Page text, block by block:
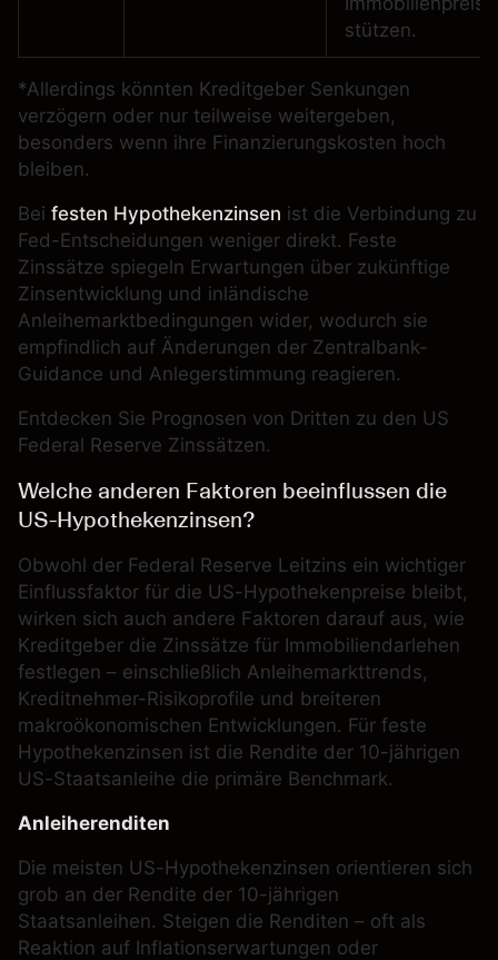
stützen.
*Allerdings könnten Kreditgeber Senkungen
verzögern oder nur teilweise weitergeben,
besonders wenn ihre Finanzierungskosten hoch
bleiben.
Bei festen Hypothekenzinsen ist die Verbindung zu
Fed-Entscheidungen weniger direkt. Feste
Zinssätze spiegeln Erwartungen über zukünftige
Zinsentwicklung und inländische
Anleihemarktbedingungen wider, wodurch sie
empfindlich auf Änderungen der Zentralbank-
Guidance und Anlegerstimmung reagieren.
Entdecken Sie Prognosen von Dritten zu den US
Federal Reserve Zinssätzen.
Welche anderen Faktoren beeinflussen die
US-Hypothekenzinsen?
Obwohl der Federal Reserve Leitzins ein wichtiger
Einflussfaktor für die US-Hypothekenpreise bleibt,
wirken sich auch andere Faktoren darauf aus, wie
Kreditgeber die Zinssätze für Immobiliendarlehen
festlegen – einschließlich Anleihemarkttrends,
Kreditnehmer-Risikoprofile und breiteren
makroökonomischen Entwicklungen. Für feste
Hypothekenzinsen ist die Rendite der 10-jährigen
US-Staatsanleihe die primäre Benchmark.
Anleiherenditen
Die meisten US-Hypothekenzinsen orientieren sich
grob an der Rendite der 10-jährigen
Staatsanleihen. Steigen die Renditen – oft als
Reaktion auf Inflationserwartungen oder